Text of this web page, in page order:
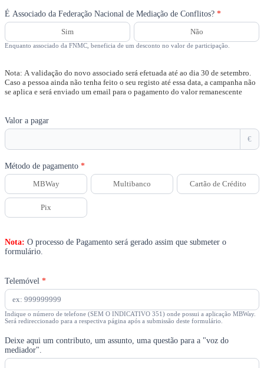
É Associado da Federação Nacional de Mediação de Conflitos? *
Sim
Não
Enquanto associado da FNMC, beneficia de um desconto no valor de participação.
Nota: A validação do novo associado será efetuada até ao dia 30 de setembro.
Caso a pessoa ainda não tenha feito o seu registo até essa data, a campanha não
se aplica e será enviado um email para o pagamento do valor remanescente
Valor a pagar
€
Método de pagamento *
MBWay
Multibanco Cartão de Crédito
Pix
Nota: O processo de Pagamento será gerado assim que submeter o
formulário.
Telemóvel *
Indique o número de telefone (SEM O INDICATIVO 351) onde possui a aplicação MBWay.
Será redireccionado para a respectiva página após a submissão deste formulário.
Deixe aqui um contributo, um assunto, uma questão para a "voz do
mediador".